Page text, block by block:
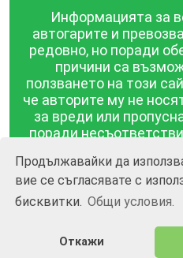
Продължавайки да
вие се съгласявате с
бисквитки. Общи условия.
Откажи
Информацията за
автогарите и
редовно, но поради
причини са
ползването на този
че авторите му не
за вреди или
поради
публикувана в този
такава каквато е,
съответствието ѝ с
BGrazpisanie.com ©
Изработка